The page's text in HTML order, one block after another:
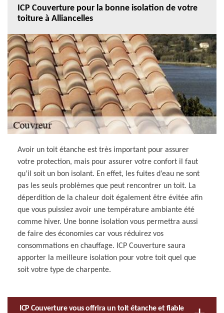
ICP Couverture pour la bonne isolation de votre
toiture à Alliancelles
Avoir un toit étanche est très important pour assurer
votre protection, mais pour assurer votre confort il faut
qu’il soit un bon isolant. En effet, les fuites d’eau ne sont
pas les seuls problèmes que peut rencontrer un toit. La
déperdition de la chaleur doit également être évitée afin
que vous puissiez avoir une température ambiante été
comme hiver. Une bonne isolation vous permettra aussi
de faire des économies car vous réduirez vos
consommations en chauffage. ICP Couverture saura
apporter la meilleure isolation pour votre toit quel que
soit votre type de charpente.
ICP Couverture vous offrira un toit étanche et fiable